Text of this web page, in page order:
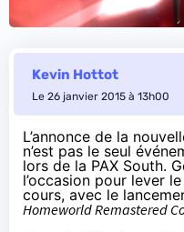
Kevin Hottot
Le 26 janvier 2015 à 13h00
L’annonce de la
n’est pas le seul
lors de la PAX South.
l’occasion pour lever
cours, avec le
Homeworld Remastered